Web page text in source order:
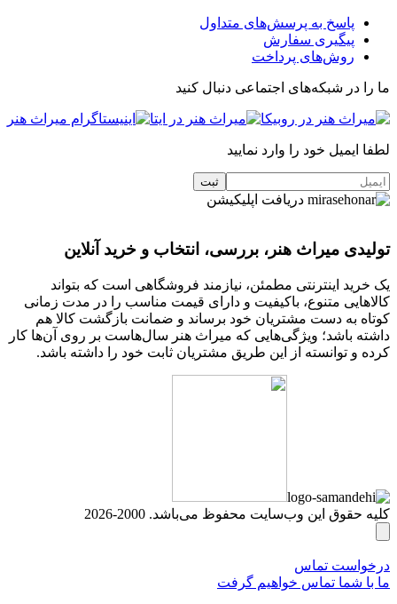
پاسخ به پرسش‌های متداول
پیگیری سفارش
روش‌های پرداخت
ما را در شبکه‌های اجتماعی دنبال کنید
لطفا ایمیل خود را وارد نمایید
دریافت اپلیکیشن
تولیدی میراث هنر، بررسی، انتخاب و خرید آنلاین
یک خرید اینترنتی مطمئن، نیازمند فروشگاهی است که بتواند
کالاهایی متنوع، باکیفیت و دارای قیمت مناسب را در مدت زمانی
کوتاه به دست مشتریان خود برساند و ضمانت بازگشت کالا هم
داشته باشد؛ ویژگی‌هایی که میراث هنر سال‌هاست بر روی آن‌ها کار
کرده و توانسته از این طریق مشتریان ثابت خود را داشته باشد.
کلیه حقوق این وب‌سایت محفوظ می‌باشد. 2000-2026
درخواست تماس
ما با شما تماس خواهیم گرفت